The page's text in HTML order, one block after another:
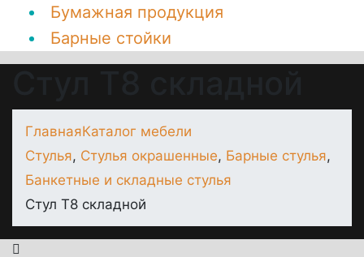
Бумажная продукция
Барные стойки
ГлавнаяКаталог мебели
Стулья, Стулья окрашенные, Барные стулья,
Банкетные и складные стулья
Стул Т8 складной